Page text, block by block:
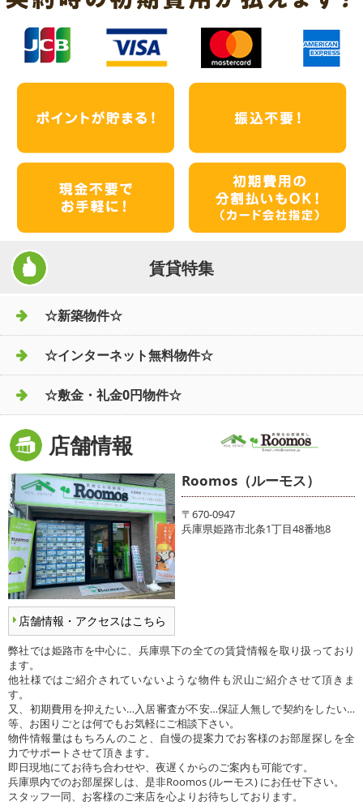
賃貸特集
☆新築物件☆
☆インターネット無料物件☆
☆敷金・礼金0円物件☆
店舗情報
店舗情報・アクセスはこちら
Roomos（ルーモス）
〒670-0947
兵庫県姫路市北条1丁目48番地8
弊社では姫路市を中心に、兵庫県下の全ての賃貸情報を取り扱っており
ます。
他社様ではご紹介されていないような物件も沢山ご紹介させて頂きま
す。
又、初期費用を抑えたい…入居審査が不安…保証人無しで契約をしたい…
等、お困りごとは何でもお気軽にご相談下さい。
物件情報量はもちろんのこと、自慢の提案力でお客様のお部屋探しを全
力でサポートさせて頂きます。
即日現地にてお待ち合わせや、夜遅くからのご案内も可能です。
兵庫県内でのお部屋探しは、是非Roomos (ルーモス) にお任せ下さい。
スタッフ一同、お客様のご来店を心よりお待ちしております。